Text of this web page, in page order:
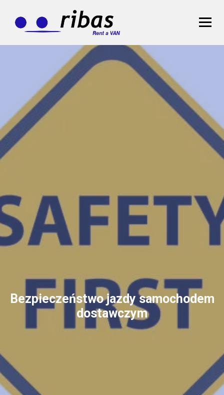
STRONA GŁÓWNA
KONTAKT
Zarezerwuj teraz
Bezpieczeństwo jazdy samochodem
dostawczym